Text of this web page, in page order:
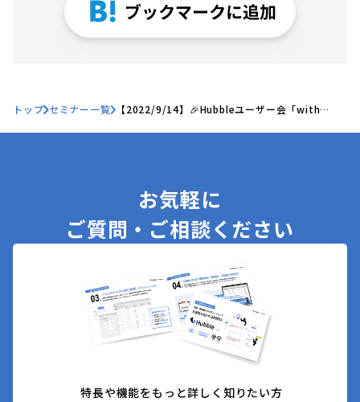
トップ セミナー一覧 【2022/9/14】🎉Hubbleユーザー会「with
お気軽に
ご質問・ご相談ください
特長や機能をもっと詳しく知りたい方